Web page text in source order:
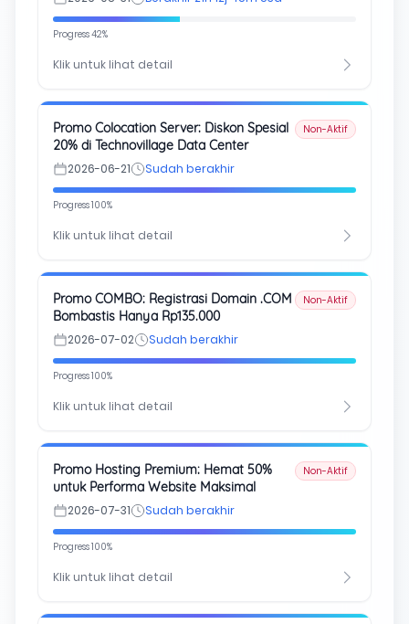
Progress 42%
Klik untuk lihat detail
Promo Colocation Server: Diskon Spesial
20% di Technovillage Data Center
Non-Aktif
2026-06-21 Sudah berakhir
Progress 100%
Klik untuk lihat detail
Promo COMBO: Registrasi Domain .COM
Bombastis Hanya Rp135.000
Non-Aktif
2026-07-02 Sudah berakhir
Progress 100%
Klik untuk lihat detail
Promo Hosting Premium: Hemat 50%
untuk Performa Website Maksimal
Non-Aktif
2026-07-31 Sudah berakhir
Progress 100%
Klik untuk lihat detail